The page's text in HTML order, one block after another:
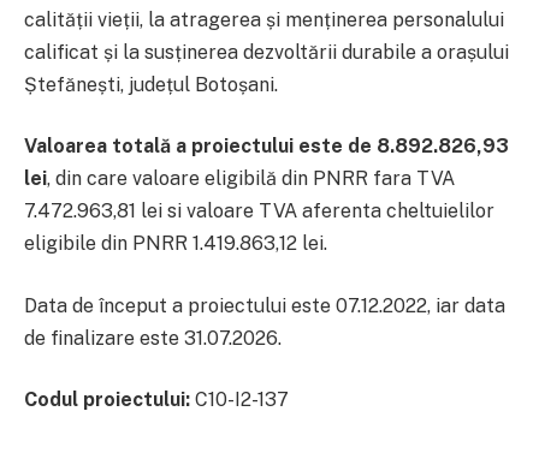
calității vieții, la atragerea și menținerea personalului
calificat și la susținerea dezvoltării durabile a orașului
Ștefănești, județul Botoșani.
Valoarea totală a proiectului este de 8.892.826,93
lei, din care valoare eligibilă din PNRR fara TVA
7.472.963,81 lei si valoare TVA aferenta cheltuielilor
eligibile din PNRR 1.419.863,12 lei.
Data de început a proiectului este 07.12.2022, iar data
de finalizare este 31.07.2026.
Codul proiectului: C10-I2-137